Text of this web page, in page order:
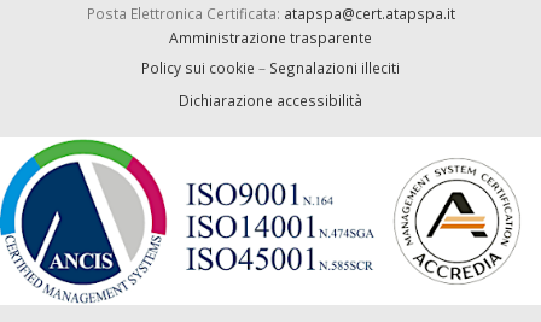
Posta Elettronica Certificata: atapspa@cert.atapspa.it
Amministrazione trasparente
Policy sui cookie – Segnalazioni illeciti
Dichiarazione accessibilità